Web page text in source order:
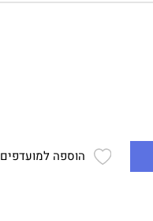
הוספה למועדפים